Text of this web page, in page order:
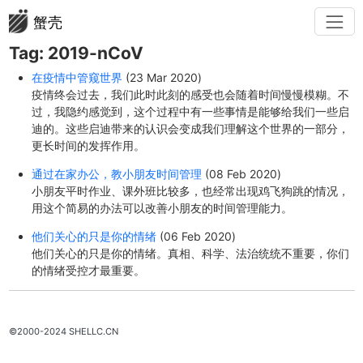
蟹壳
Tag: 2019-nCoV
在疫情中管窥世界 (23 Mar 2020)
疫情终会过去，我们此时此刻的感受也会随着时间慢慢模糊。不
过，我隐约感觉到，这个过程中有一些事情是能够给我们一些启
迪的。这些启迪带来的认识会变成我们理解这个世界的一部分，
更长时间的发挥作用。
通过在家办公，教小朋友时间管理 (08 Feb 2020)
小朋友平时作业、课外班比较多，也经常出现鸡飞狗跳的情况，
用这个简易的办法可以改善小朋友的时间管理能力。
他们关心的只是你的情绪(06 Feb 2020)
他们关心的只是你的情绪。真相、科学、法治统统不重要，你们
的情绪受控才最重要。
©2000-2024 SHELLC.CN